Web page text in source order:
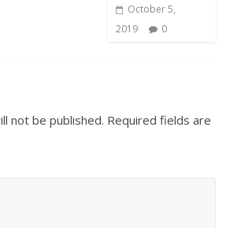
October 5,
2019
0
not be published. Required fields are